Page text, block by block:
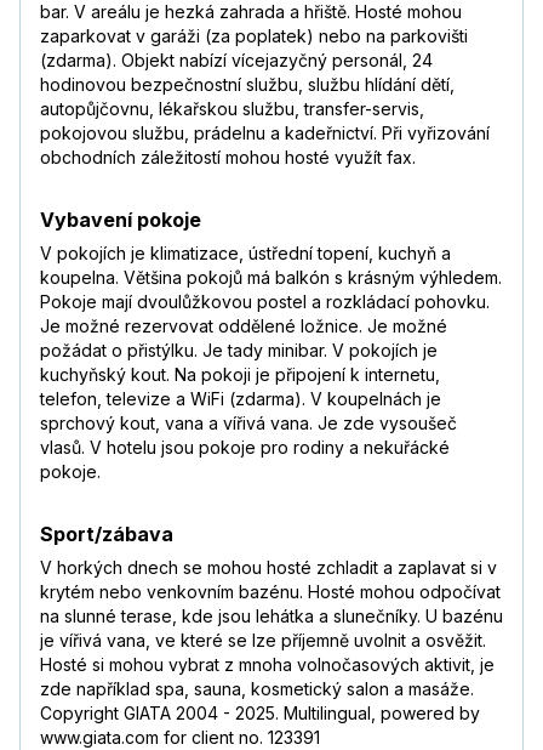
bar. V areálu je hezká zahrada a hřiště. Hosté mohou
zaparkovat v garáži (za poplatek) nebo na parkovišti
(zdarma). Objekt nabízí vícejazyčný personál, 24
hodinovou bezpečnostní službu, službu hlídání dětí,
autopůjčovnu, lékařskou službu, transfer-servis,
pokojovou službu, prádelnu a kadeřnictví. Při vyřizování
obchodních záležitostí mohou hosté využít fax.
Vybavení pokoje
V pokojích je klimatizace, ústřední topení, kuchyň a
koupelna. Většina pokojů má balkón s krásným výhledem.
Pokoje mají dvoulůžkovou postel a rozkládací pohovku.
Je možné rezervovat oddělené ložnice. Je možné
požádat o přistýlku. Je tady minibar. V pokojích je
kuchyňský kout. Na pokoji je připojení k internetu,
telefon, televize a WiFi (zdarma). V koupelnách je
sprchový kout, vana a vířivá vana. Je zde vysoušeč
vlasů. V hotelu jsou pokoje pro rodiny a nekuřácké
pokoje.
Sport/zábava
V horkých dnech se mohou hosté zchladit a zaplavat si v
krytém nebo venkovním bazénu. Hosté mohou odpočívat
na slunné terase, kde jsou lehátka a slunečníky. U bazénu
je vířivá vana, ve které se lze příjemně uvolnit a osvěžit.
Hosté si mohou vybrat z mnoha volnočasových aktivit, je
zde například spa, sauna, kosmetický salon a masáže.
Copyright GIATA 2004 - 2025. Multilingual, powered by
www.giata.com for client no. 123391